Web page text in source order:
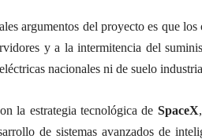
argumentos del proyecto es que
y a la intermitencia del
nacionales ni de suelo
la estrategia tecnológica de SpaceX
de sistemas avanzados de